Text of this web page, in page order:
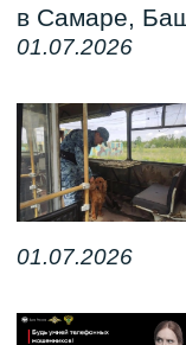
в Самаре,
01.07.2026
01.07.2026